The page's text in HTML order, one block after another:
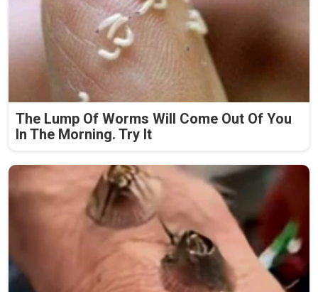
The Lump Of Worms Will Come Out Of You
In The Morning. Try It